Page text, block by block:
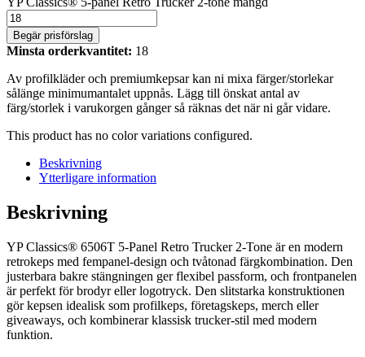
Begär prisförslag
Minsta orderkvantitet: 18
Av profilkläder och premiumkepsar kan ni mixa färger/storlekar
sålänge minimumantalet uppnås. Lägg till önskat antal av
färg/storlek i varukorgen gånger så räknas det när ni går vidare.
This product has no color variations configured.
Beskrivning
Ytterligare information
Beskrivning
YP Classics® 6506T 5-Panel Retro Trucker 2-Tone är en modern
retrokeps med fempanel-design och tvåtonad färgkombination. Den
justerbara bakre stängningen ger flexibel passform, och frontpanelen
är perfekt för brodyr eller logotryck. Den slitstarka konstruktionen
gör kepsen idealisk som profilkeps, företagskeps, merch eller
giveaways, och kombinerar klassisk trucker-stil med modern
funktion.